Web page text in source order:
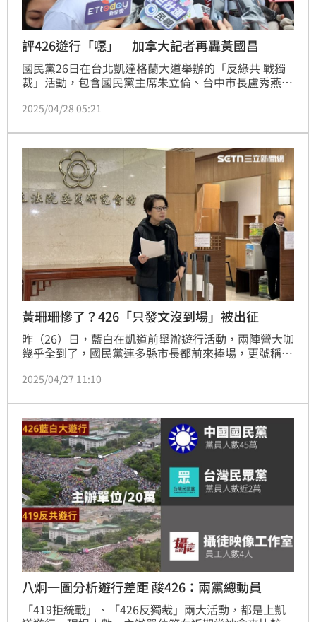
評426遊行「噁」 加拿大記者再轟黃國昌
國民黨26日在台北凱達格蘭大道舉辦的「反綠共 戰獨
裁」活動，包含國民黨主席朱立倫、台中市長盧秀燕、
更宣稱現場破25萬人。不過加拿大駐台新聞工作者寇謐
心」，並親自回覆網友關於黃國昌的留言。
2025/04/28 05:21
黃珊珊慘了？426「只發文沒到場」被出征
昨（26）日，藍白在凱道前舉辦遊行活動，兩陣營大咖
幾乎全到了，國民黨連多縣市長都前來捧場，更號稱有
委黃珊珊卻被抓包「只發文沒到場」，引發了小草不
2025/04/27 11:10
八炯一圖分析遊行差距 酸426：兩黨總動員
「419拒統戰」、「426反獨裁」兩大活動，都是上凱